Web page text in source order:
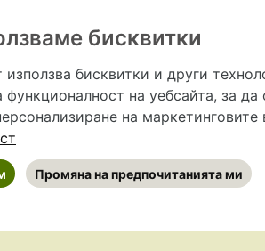
предназначена да служи само и единствено за
допълване на данните и за коригиране на
бисквитки
използва бисквитки и други
функционалност на уебсайта, за да
на
Промяна на предпочитанията ми